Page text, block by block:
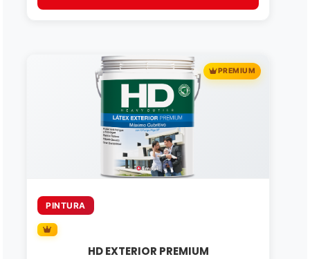
PREMIUM
PINTURA
HD EXTERIOR PREMIUM